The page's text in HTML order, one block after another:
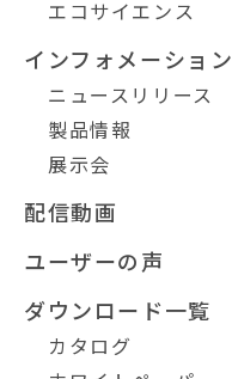
エコサイエンス
インフォメーション
ニュースリリース
製品情報
展示会
配信動画
ユーザーの声
ダウンロード一覧
カタログ